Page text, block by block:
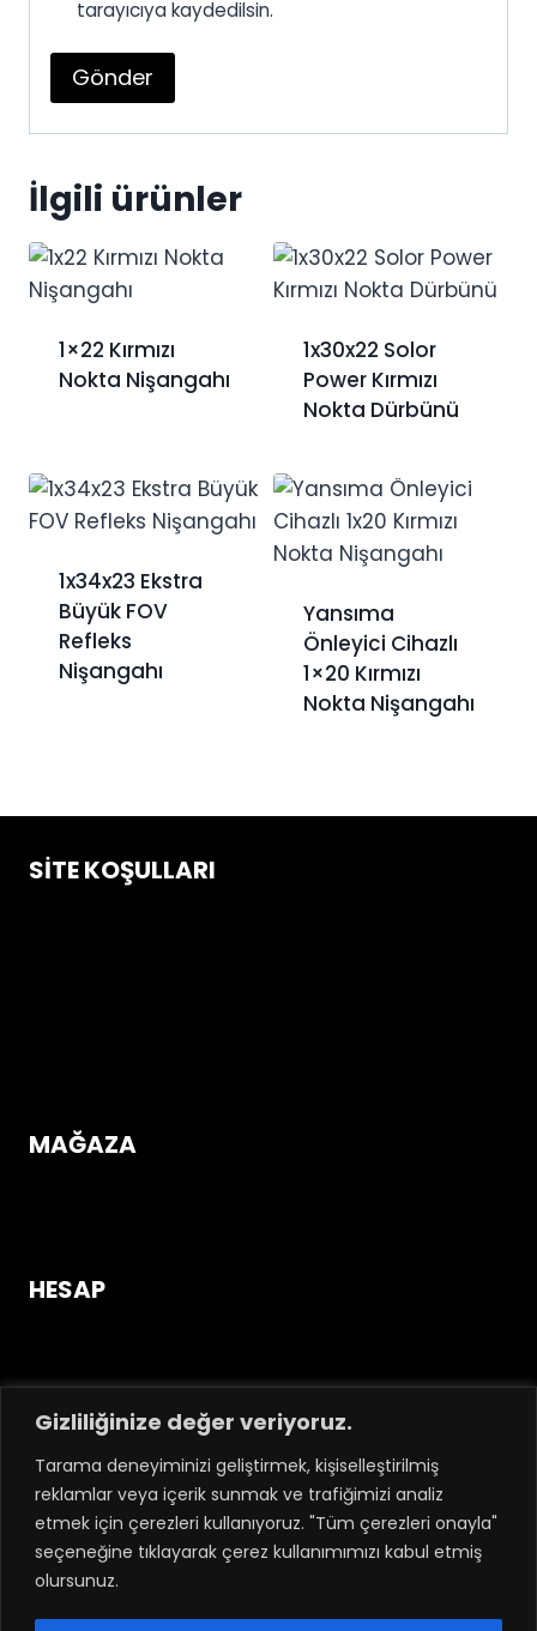
Gizliliğinize değer veriyoruz.
Tarama deneyiminizi geliştirmek, kişiselleştirilmiş
reklamlar veya içerik sunmak ve trafiğimizi analiz
etmek için çerezleri kullanıyoruz. "Tüm çerezleri onayla"
seçeneğine tıklayarak çerez kullanımımızı kabul etmiş
olursunuz.
tarayıcıya kaydedilsin.
İlgili ürünler
1×22 Kırmızı
Nokta Nişangahı
1x30x22 Solor
Power Kırmızı
Nokta Dürbünü
1x34x23 Ekstra
Büyük FOV
Refleks
Nişangahı
Yansıma
Önleyici Cihazlı
1×20 Kırmızı
Nokta Nişangahı
SITE KOŞULLARI
MAĞAZA
HESAP
Sipariş Takip
Hakkımızda
İletişim